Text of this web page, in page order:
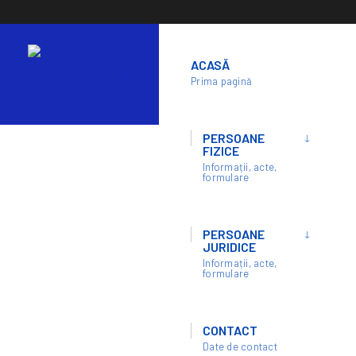
ACASĂ
Prima pagină
PERSOANE
FIZICE
Informații, acte,
formulare
PERSOANE
JURIDICE
Informații, acte,
formulare
CONTACT
Date de contact
SITUATIE FACTURI 11.05.2026 – 15.05.2026
Situatie facturi 11.05.2026 –